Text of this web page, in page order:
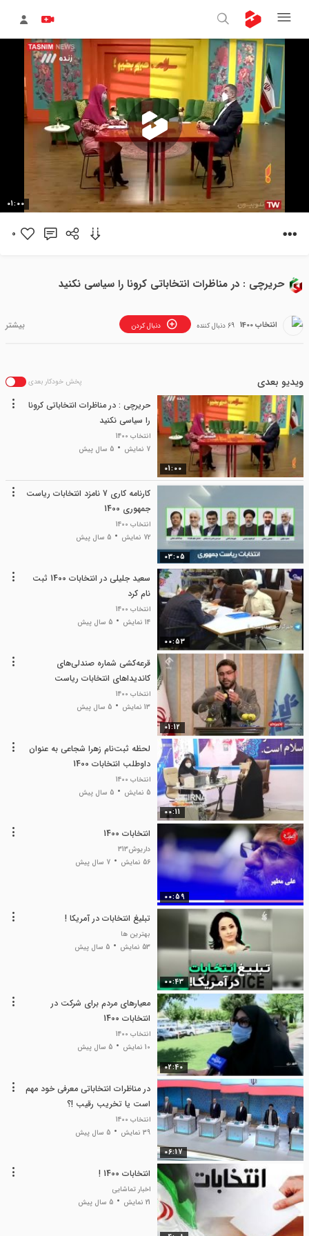
پخش
01:00
0
حریرچی : در مناظرات انتخاباتی کرونا را سیاسی نکنید
انتخاب 1400 دنبال کردن 69 دنبال کننده
ویدیو بعدی پخش خودکار بعدی
01:00
حریرچی : در مناظرات انتخاباتی کرونا
را سیاسی نکنید
انتخاب 1400
7 نمایش
5 سال پیش
03:05
کارنامه کاری 7 نامزد انتخابات ریاست
جمهوری 1400
انتخاب 1400
72 نمایش
5 سال پیش
00:53
سعید جلیلی در انتخابات 1400 ثبت
نام کرد
انتخاب 1400
14 نمایش
5 سال پیش
01:12
قرعه‌کشی شماره صندلی‌های
کاندیداهای انتخابات ریاست
جمهوری در مناظرات
انتخاب 1400
13 نمایش
5 سال پیش
00:11
لحظه ثبت‌نام زهرا شجاعی به عنوان
داوطلب انتخابات 1400
انتخاب 1400
5 نمایش
5 سال پیش
00:59
انتخابات 1400
داریوش313
56 نمایش
7 سال پیش
00:43
تبلیغ انتخابات در آمریکا !
بهترین ها
53 نمایش
5 سال پیش
02:40
معیارهای مردم برای شرکت در
انتخابات 1400
انتخاب 1400
10 نمایش
5 سال پیش
06:17
در مناظرات انتخاباتی معرفی خود مهم
است یا تخریب رقیب !؟
انتخاب 1400
39 نمایش
5 سال پیش
انتخابات 1400 !
اخبار تماشایی
21 نمایش
5 سال پیش